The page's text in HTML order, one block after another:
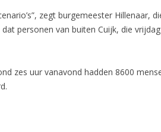
zegt burgemeester Hillenaar,
personen van buiten Cuijk, die
zes uur vanavond hadden 8600